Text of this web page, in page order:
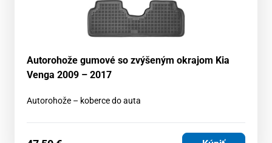
Autorohože gumové so zvýšeným okrajom Kia
Venga 2009 – 2017
Autorohože – koberce do auta